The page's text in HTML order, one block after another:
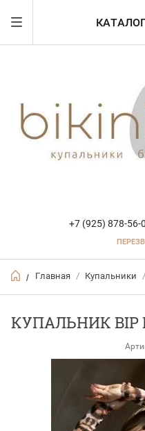
+7 (925) 878-56-
/ Главная / Купальники /
КУПАЛЬНИК BIP